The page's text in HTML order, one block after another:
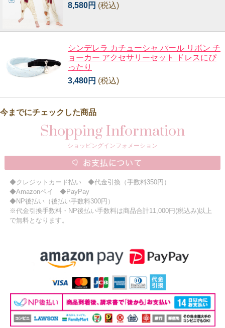
8,580円 (税込)
シンデレラ カチューシャ パール リボン チ
ョーカー アクセサリーセット ドレスにぴ
ったり
3,480円 (税込)
今までにチェックした商品
Shopping Information
ショッピングインフォメーション
◆クレジットカード払い ◆代金引換（手数料350円）
◆Amazonペイ ◆PayPay
◆NP後払い（後払い手数料300円）
※代金引換手数料・NP後払い手数料は商品合計11,000円(税込み)以上
で無料となります。